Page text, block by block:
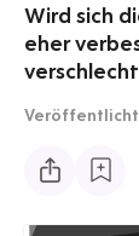
Wird sich
eher
Veröffentlicht